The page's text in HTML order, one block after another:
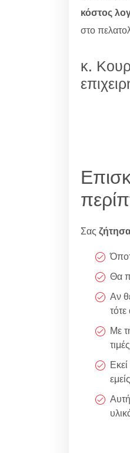
κόστος
στο
κ.
Σας
Θα
Αν
Με
Αυτή